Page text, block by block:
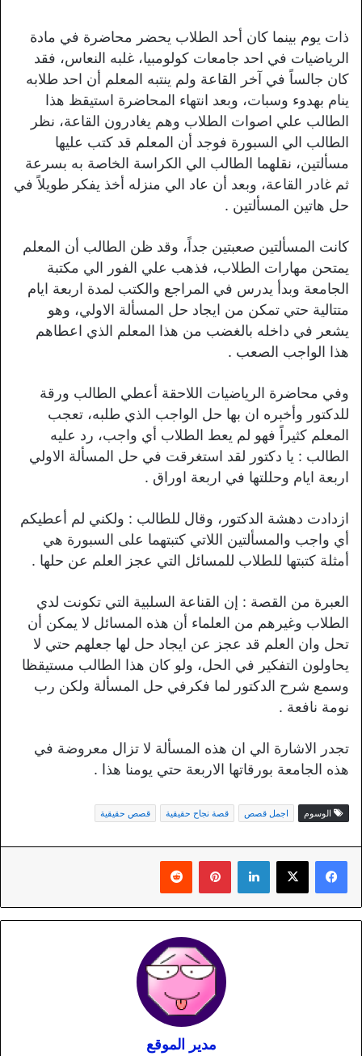
ذات يوم بينما كان أحد الطلاب يحضر محاضرة في مادة
الرياضيات في احد جامعات كولومبيا، غلبه النعاس، فقد
كان جالساً في آخر القاعة ولم ينتبه المعلم أن احد طلابه
ينام بهدوء وسبات، وبعد انتهاء المحاضرة استيقظ هذا
الطالب علي اصوات الطلاب وهم يغادرون القاعة، نظر
الطالب الي السبورة فوجد أن المعلم قد كتب عليها
مسألتين، نقلهما الطالب الي الكراسة الخاصة به بسرعة
ثم غادر القاعة، وبعد أن عاد الي منزله أخذ يفكر طويلاً في
حل هاتين المسألتين .
كانت المسألتين صعبتين جداً، وقد ظن الطالب أن المعلم
يمتحن مهارات الطلاب، فذهب علي الفور الي مكتبة
الجامعة وبدأ يدرس في المراجع والكتب لمدة اربعة ايام
متتالية حتي تمكن من ايجاد حل المسألة الاولي، وهو
يشعر في داخله بالغضب من هذا المعلم الذي اعطاهم
هذا الواجب الصعب .
وفي محاضرة الرياضيات اللاحقة أعطي الطالب ورقة
للدكتور وأخبره ان بها حل الواجب الذي طلبه، تعجب
المعلم كثيراً فهو لم يعط الطلاب أي واجب، رد عليه
الطالب : يا دكتور لقد استغرقت في حل المسألة الاولي
اربعة ايام وحللتها في اربعة اوراق .
ازدادت دهشة الدكتور، وقال للطالب : ولكني لم أعطيكم
أي واجب والمسألتين اللاتي كتبتهما على السبورة هي
أمثلة كتبتها للطلاب للمسائل التي عجز العلم عن حلها .
العبرة من القصة : إن القناعة السلبية التي تكونت لدي
الطلاب وغيرهم من العلماء أن هذه المسائل لا يمكن أن
تحل وان العلم قد عجز عن ايجاد حل لها جعلهم حتي لا
يحاولون التفكير في الحل، ولو كان هذا الطالب مستيقظا
وسمع شرح الدكتور لما فكرفي حل المسألة ولكن رب
نومة نافعة .
تجدر الاشارة الي ان هذه المسألة لا تزال معروضة في
هذه الجامعة بورقاتها الاربعة حتي يومنا هذا .
الوسوم اجمل قصص قصة نجاح حقيقية قصص حقيقية
لينكدإن بينتيريست
مدير الموقع